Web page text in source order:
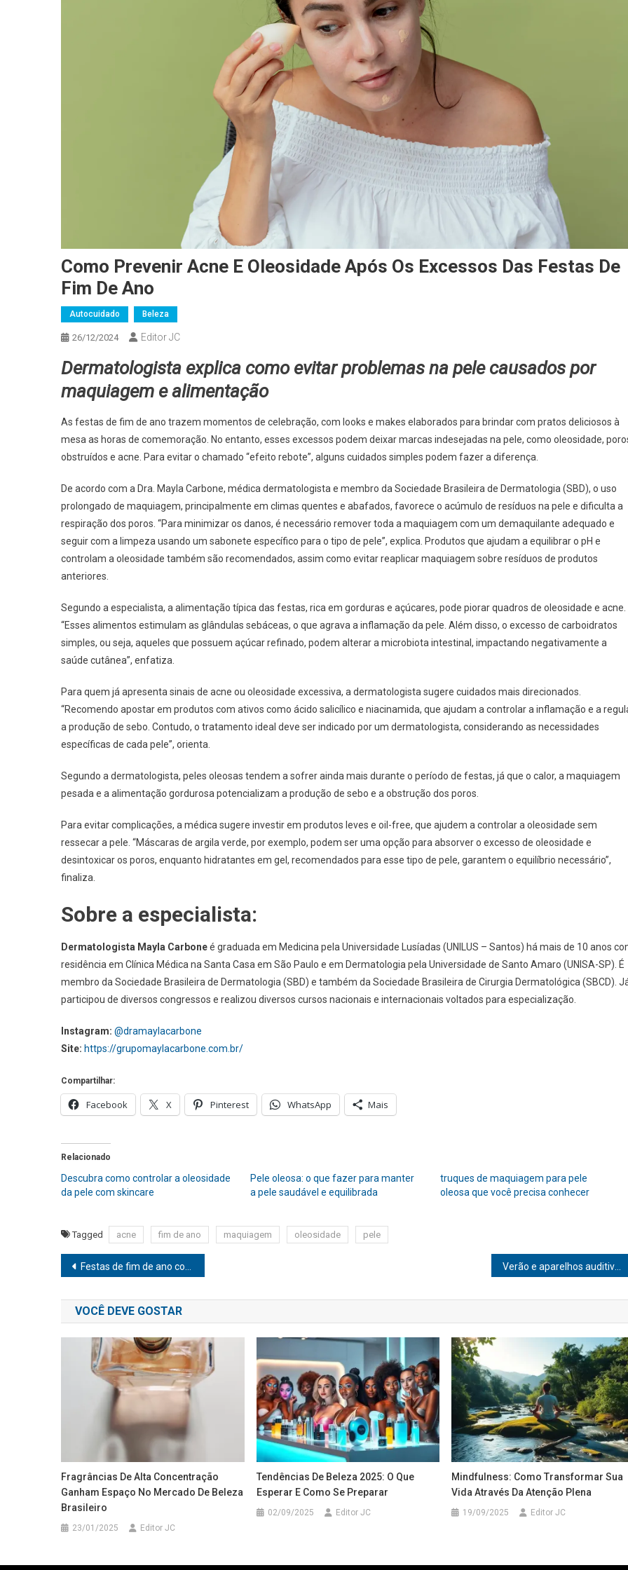
Como Prevenir Acne E Oleosidade Após Os Excessos Das Festas De
Fim De Ano
Autocuidado Beleza
26/12/2024 Editor JC
Dermatologista explica como evitar problemas na pele causados por
maquiagem e alimentação
As festas de fim de ano trazem momentos de celebração, com looks e makes elaborados para brindar com pratos deliciosos à
mesa as horas de comemoração. No entanto, esses excessos podem deixar marcas indesejadas na pele, como oleosidade,
obstruídos e acne. Para evitar o chamado “efeito rebote”, alguns cuidados simples podem fazer a diferença.
De acordo com a Dra. Mayla Carbone, médica dermatologista e membro da Sociedade Brasileira de Dermatologia (SBD), o uso
prolongado de maquiagem, principalmente em climas quentes e abafados, favorece o acúmulo de resíduos na pele e dificulta a
respiração dos poros. “Para minimizar os danos, é necessário remover toda a maquiagem com um demaquilante adequado e
seguir com a limpeza usando um sabonete específico para o tipo de pele”, explica. Produtos que ajudam a equilibrar o pH e
controlam a oleosidade também são recomendados, assim como evitar reaplicar maquiagem sobre resíduos de produtos
anteriores.
Segundo a especialista, a alimentação típica das festas, rica em gorduras e açúcares, pode piorar quadros de oleosidade e acne.
“Esses alimentos estimulam as glândulas sebáceas, o que agrava a inflamação da pele. Além disso, o excesso de carboidratos
simples, ou seja, aqueles que possuem açúcar refinado, podem alterar a microbiota intestinal, impactando negativamente a
saúde cutânea”, enfatiza.
Para quem já apresenta sinais de acne ou oleosidade excessiva, a dermatologista sugere cuidados mais direcionados.
“Recomendo apostar em produtos com ativos como ácido salicílico e niacinamida, que ajudam a controlar a inflamação e a
a produção de sebo. Contudo, o tratamento ideal deve ser indicado por um dermatologista, considerando as necessidades
específicas de cada pele”, orienta.
Segundo a dermatologista, peles oleosas tendem a sofrer ainda mais durante o período de festas, já que o calor, a maquiagem
pesada e a alimentação gordurosa potencializam a produção de sebo e a obstrução dos poros.
Para evitar complicações, a médica sugere investir em produtos leves e oil-free, que ajudem a controlar a oleosidade sem
ressecar a pele. “Máscaras de argila verde, por exemplo, podem ser uma opção para absorver o excesso de oleosidade e
desintoxicar os poros, enquanto hidratantes em gel, recomendados para esse tipo de pele, garantem o equilíbrio necessário”,
finaliza.
Sobre a especialista:
Dermatologista Mayla Carboneé graduada em Medicina pela Universidade Lusíadas (UNILUS – Santos) há mais de 10 anos
residência em Clínica Médica na Santa Casa em São Paulo e em Dermatologia pela Universidade de Santo Amaro (UNISA-SP). É
membro da Sociedade Brasileira de Dermatologia (SBD) e também da Sociedade Brasileira de Cirurgia Dermatológica (SBCD).
participou de diversos congressos e realizou diversos cursos nacionais e internacionais voltados para especialização.
Instagram: @dramaylacarbone
Site: https://grupomaylacarbone.com.br/
Compartilhar:
Facebook X Pinterest WhatsApp Mais
Relacionado
Descubra como controlar a oleosidade
da pele com skincare
Pele oleosa: o que fazer para manter
a pele saudável e equilibrada
truques de maquiagem para pele
oleosa que você precisa conhecer
Tagged acne fim de ano maquiagem oleosidade pele
Navegação
de
Post
Festas de fim de ano colocam o coração em risco
VOCÊ DEVE GOSTAR
Fragrâncias De Alta Concentração
Ganham Espaço No Mercado De Beleza
Brasileiro
23/01/2025 Editor JC
Tendências De Beleza 2025: O Que
Esperar E Como Se Preparar
02/09/2025 Editor JC
Mindfulness: Como Transformar Sua
Vida Através Da Atenção Plena
19/09/2025 Editor JC